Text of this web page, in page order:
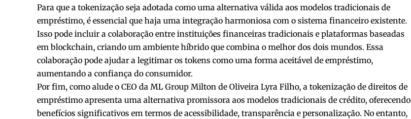
Para que a tokenização seja adotada como uma alternativa válida aos modelos tradicionais de
empréstimo, é essencial que haja uma integração harmoniosa com o sistema financeiro existente.
Isso pode incluir a colaboração entre instituições financeiras tradicionais e plataformas baseadas
em blockchain, criando um ambiente híbrido que combina o melhor dos dois mundos. Essa
colaboração pode ajudar a legitimar os tokens como uma forma aceitável de empréstimo,
aumentando a confiança do consumidor.
Por fim, como alude o CEO da ML Group Milton de Oliveira Lyra Filho, a tokenização de direitos de
empréstimo apresenta uma alternativa promissora aos modelos tradicionais de crédito, oferecendo
benefícios significativos em termos de acessibilidade, transparência e personalização. No entanto,